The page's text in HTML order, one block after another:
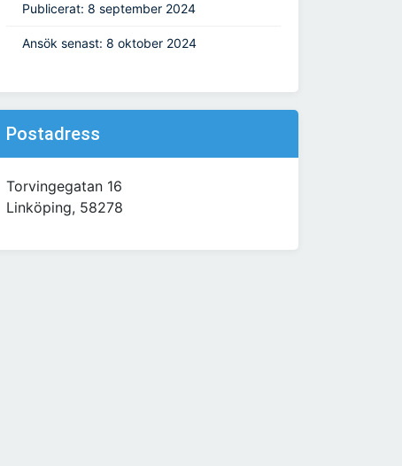
Publicerat: 8 september 2024
Ansök senast: 8 oktober 2024
Postadress
Torvingegatan 16
Linköping, 58278